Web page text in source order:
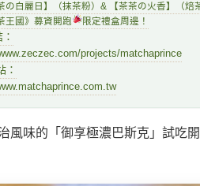
の白麗日】（抹茶粉）& 【茶茶の火香】（焙
王國》募資開跑
限定禮盒周邊！
projects/matchaprince
：
風味的「御享極濃巴斯克」試吃